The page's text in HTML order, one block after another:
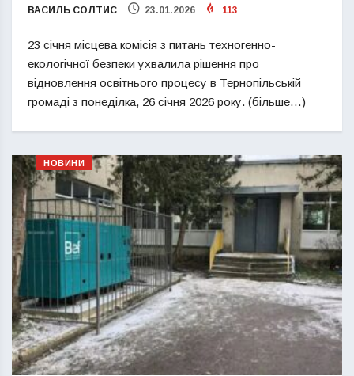
ВАСИЛЬ СОЛТИС 23.01.2026 113
23 січня місцева комісія з питань техногенно-
екологічної безпеки ухвалила рішення про
відновлення освітнього процесу в Тернопільській
громаді з понеділка, 26 січня 2026 року. (більше…)
НОВИНИ